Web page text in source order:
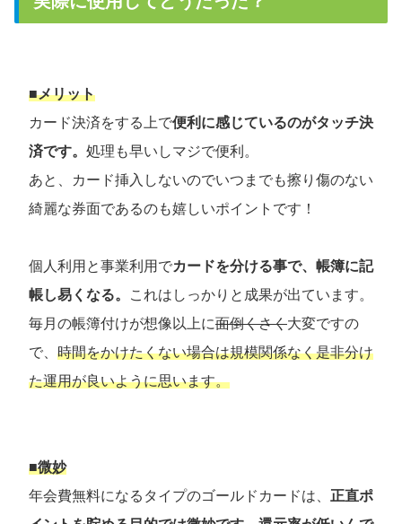
■メリット
カード決済をする上で便利に感じているのがタッチ決
済です。 処理も早いしマジで便利。
あと、カード挿入しないのでいつまでも擦り傷のない
綺麗な券面であるのも嬉しいポイントです！
個人利用と事業利用でカードを分ける事で、帳簿に記
帳し易くなる。
これはしっかりと成果が出ています。
毎月の帳簿付けが想像以上に面倒くさく大変ですの
で、 時間をかけたくない場合は規模関係なく是非分け
た運用が良いように思います。
■微妙
年会費無料になるタイプのゴールドカードは、 正直ポ